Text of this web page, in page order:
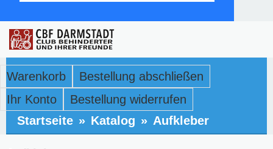
Warenkorb
Bestellung abschließen
Ihr Konto
Bestellung widerrufen
Startseite » Katalog » Aufkleber